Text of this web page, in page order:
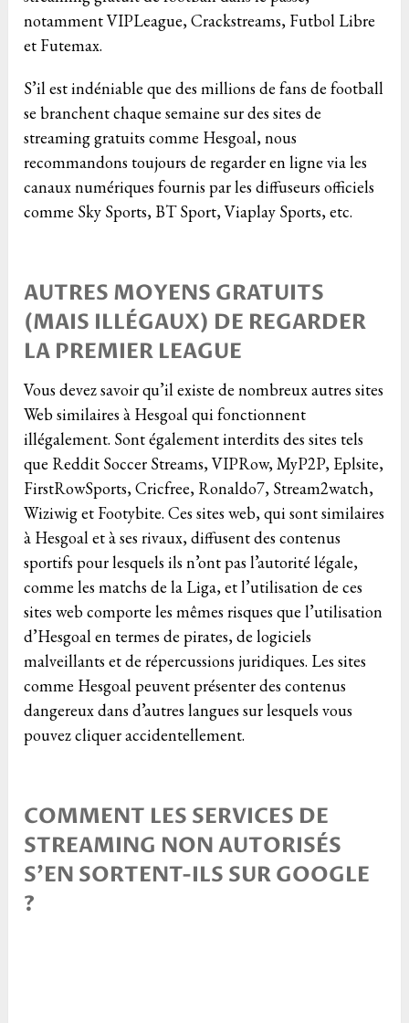
notamment VIPLeague, Crackstreams, Futbol Libre
et Futemax.
S’il est indéniable que des millions de fans de football
se branchent chaque semaine sur des sites de
streaming gratuits comme Hesgoal, nous
recommandons toujours de regarder en ligne via les
canaux numériques fournis par les diffuseurs officiels
comme Sky Sports, BT Sport, Viaplay Sports, etc.
AUTRES MOYENS GRATUITS
(MAIS ILLÉGAUX) DE REGARDER
LA PREMIER LEAGUE
Vous devez savoir qu’il existe de nombreux autres sites
Web similaires à Hesgoal qui fonctionnent
illégalement. Sont également interdits des sites tels
que Reddit Soccer Streams, VIPRow, MyP2P, Eplsite,
FirstRowSports, Cricfree, Ronaldo7, Stream2watch,
Wiziwig et Footybite. Ces sites web, qui sont similaires
à Hesgoal et à ses rivaux, diffusent des contenus
sportifs pour lesquels ils n’ont pas l’autorité légale,
comme les matchs de la Liga, et l’utilisation de ces
sites web comporte les mêmes risques que l’utilisation
d’Hesgoal en termes de pirates, de logiciels
malveillants et de répercussions juridiques. Les sites
comme Hesgoal peuvent présenter des contenus
dangereux dans d’autres langues sur lesquels vous
pouvez cliquer accidentellement.
COMMENT LES SERVICES DE
STREAMING NON AUTORISÉS
S’EN SORTENT-ILS SUR GOOGLE
?